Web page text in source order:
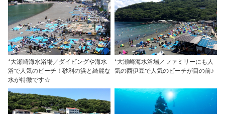
*大瀬崎海水浴場／ダイビングや海水
浴で人気のビーチ！砂利の浜と綺麗な
水が特徴です☆
*大瀬崎海水浴場／ファミリーにも人
気の西伊豆で人気のビーチが目の前♪